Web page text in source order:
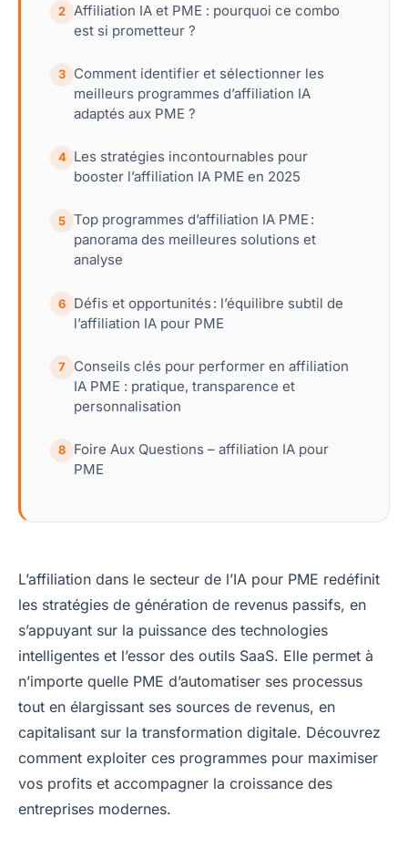
2
Affiliation IA et PME : pourquoi ce combo
est si prometteur ?
3
Comment identifier et sélectionner les
meilleurs programmes d’affiliation IA
adaptés aux PME ?
4 Les stratégies incontournables pour
booster l’affiliation IA PME en 2025
5 Top programmes d’affiliation IA PME :
panorama des meilleures solutions et
analyse
6
Défis et opportunités : l’équilibre subtil de
l’affiliation IA pour PME
7
Conseils clés pour performer en affiliation
IA PME : pratique, transparence et
personnalisation
8
Foire Aux Questions – affiliation IA pour
PME
L’affiliation dans le secteur de l’IA pour PME redéfinit
les stratégies de génération de revenus passifs, en
s’appuyant sur la puissance des technologies
intelligentes et l’essor des outils SaaS. Elle permet à
n’importe quelle PME d’automatiser ses processus
tout en élargissant ses sources de revenus, en
capitalisant sur la transformation digitale. Découvrez
comment exploiter ces programmes pour maximiser
vos profits et accompagner la croissance des
entreprises modernes.